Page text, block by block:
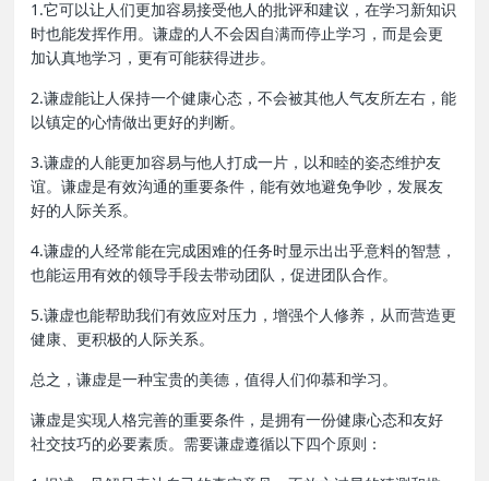
1.它可以让人们更加容易接受他人的批评和建议，在学习新知识
时也能发挥作用。谦虚的人不会因自满而停止学习，而是会更
加认真地学习，更有可能获得进步。
2.谦虚能让人保持一个健康心态，不会被其他人气友所左右，能
以镇定的心情做出更好的判断。
3.谦虚的人能更加容易与他人打成一片，以和睦的姿态维护友
谊。谦虚是有效沟通的重要条件，能有效地避免争吵，发展友
好的人际关系。
4.谦虚的人经常能在完成困难的任务时显示出出乎意料的智慧，
也能运用有效的领导手段去带动团队，促进团队合作。
5.谦虚也能帮助我们有效应对压力，增强个人修养，从而营造更
健康、更积极的人际关系。
总之，谦虚是一种宝贵的美德，值得人们仰慕和学习。
谦虚是实现人格完善的重要条件，是拥有一份健康心态和友好
社交技巧的必要素质。需要谦虚遵循以下四个原则：